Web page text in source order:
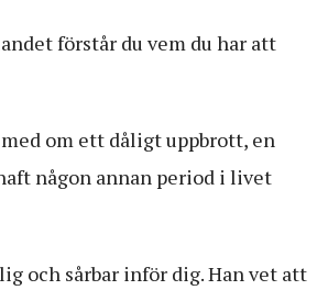
förstår du vem du har att
om ett dåligt uppbrott, en
någon annan period i livet
och sårbar inför dig. Han vet att